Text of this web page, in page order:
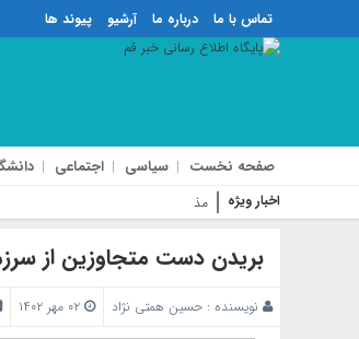
تماس با ما درباره ما آرشیو پیوند ها
صفحه نخست سیاسی اجتماعی
اخبار ویژه مذاکره با آمریکا تأ
بریدن دست متجاوزین از
نویسنده : حسین همتی نژاد